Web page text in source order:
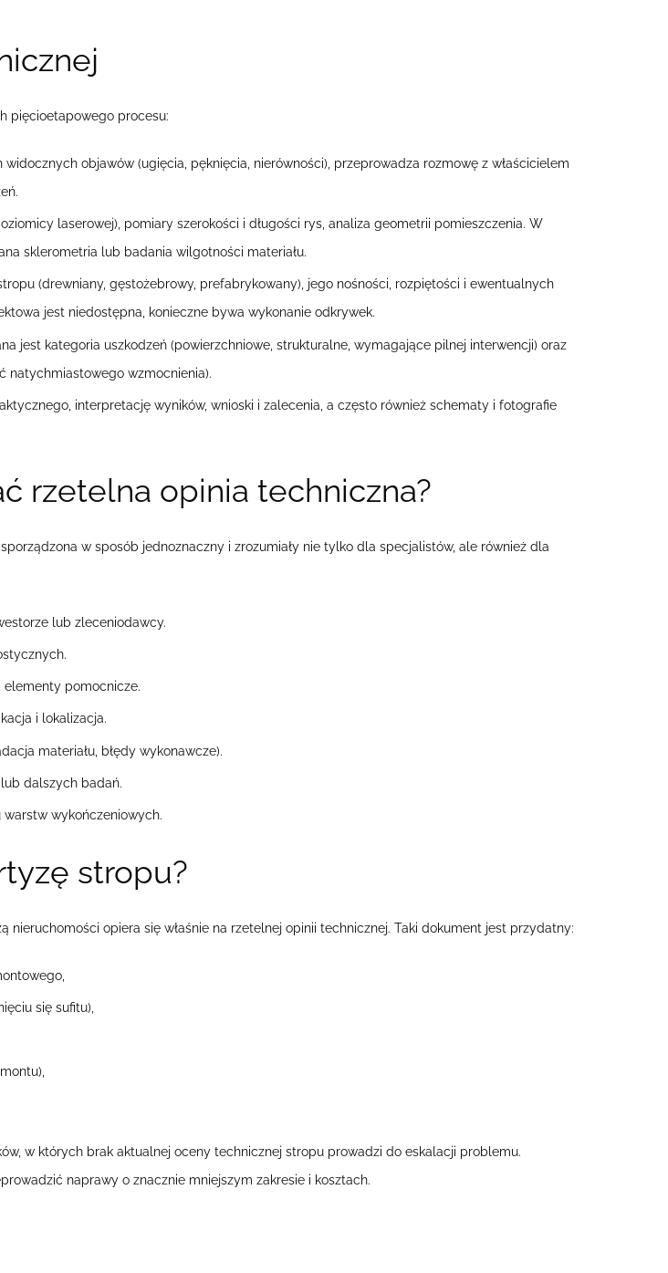
pięcioetapowego procesu:
objawów (ugięcia, pęknięcia, nierówności), przeprowadza rozmowę z właścicielem
laserowej), pomiary szerokości i długości rys, analiza geometrii pomieszczenia. W
sklerometria lub badania wilgotności materiału.
(drewniany, gęstożebrowy, prefabrykowany), jego nośności, rozpiętości i ewentualnych
jest niedostępna, konieczne bywa wykonanie odkrywek.
jest kategoria uszkodzeń (powierzchniowe, strukturalne, wymagające pilnej interwencji) oraz
natychmiastowego wzmocnienia).
interpretację wyników, wnioski i zalecenia, a często również schematy i fotografie
rzetelna opinia techniczna?
w sposób jednoznaczny i zrozumiały nie tylko dla specjalistów, ale również dla
lub zleceniodawcy.
pomocnicze.
i lokalizacja.
materiału, błędy wykonawcze).
dalszych badań.
wykończeniowych.
stropu?
opiera się właśnie na rzetelnej opinii technicznej. Taki dokument jest przydatny:
się sufitu),
w których brak aktualnej oceny technicznej stropu prowadzi do eskalacji problemu.
naprawy o znacznie mniejszym zakresie i kosztach.